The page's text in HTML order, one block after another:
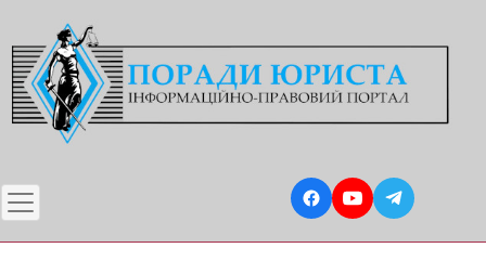
до
основного
вмісту